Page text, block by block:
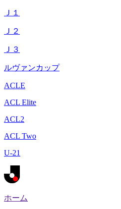
Ｊ１
Ｊ２
Ｊ３
ルヴァンカップ
ACLE
ACL Elite
ACL2
ACL Two
U-21
ホーム